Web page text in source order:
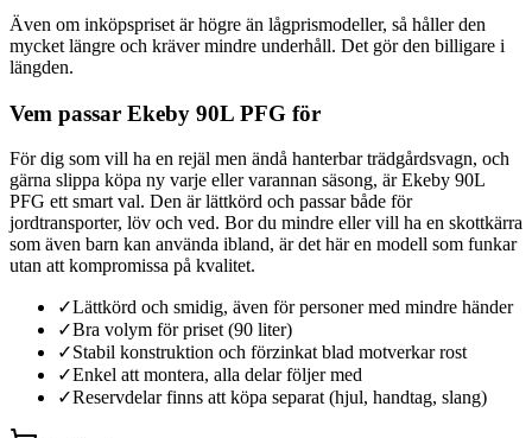
Även om inköpspriset är högre än lågprismodeller, så håller den
mycket längre och kräver mindre underhåll. Det gör den billigare i
längden.
Vem passar Ekeby 90L PFG för
För dig som vill ha en rejäl men ändå hanterbar trädgårdsvagn, och
gärna slippa köpa ny varje eller varannan säsong, är Ekeby 90L
PFG ett smart val. Den är lättkörd och passar både för
jordtransporter, löv och ved. Bor du mindre eller vill ha en skottkärra
som även barn kan använda ibland, är det här en modell som funkar
utan att kompromissa på kvalitet.
✓Lättkörd och smidig, även för personer med mindre händer
✓Bra volym för priset (90 liter)
✓Stabil konstruktion och förzinkat blad motverkar rost
✓Enkel att montera, alla delar följer med
✓Reservdelar finns att köpa separat (hjul, handtag, slang)